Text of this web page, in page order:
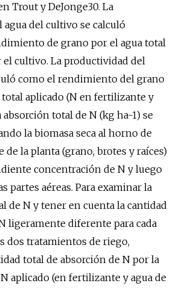
Trout y DeJonge30. La
del cultivo se calculó
de grano por el agua total
el cultivo. La productividad del
como el rendimiento del grano
aplicado (N en fertilizante y
absorción total de N (kg ha-1) se
la biomasa seca al horno de
de la planta (grano, brotes y raíces)
concentración de N y luego
partes aéreas. Para examinar la
de N y tener en cuenta la cantidad
ligeramente diferente para cada
dos tratamientos de riego,
total de absorción de N por la
aplicado (en fertilizante y agua de